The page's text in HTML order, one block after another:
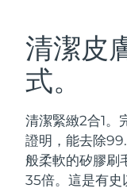
清潔皮
式。
清潔緊緻2合1
證明，能去除
般柔軟的矽膠刷
35倍。這是有史
Anti-
奧地利
巴林
比利時
百慕達
波士尼亞與赫塞